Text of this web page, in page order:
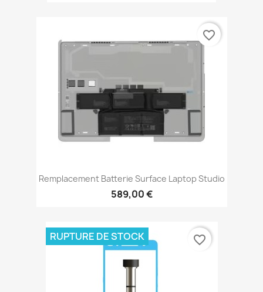
Remplacement Batterie Surface Laptop Studio
589,00 €
favorite_border
RUPTURE DE STOCK favorite_border